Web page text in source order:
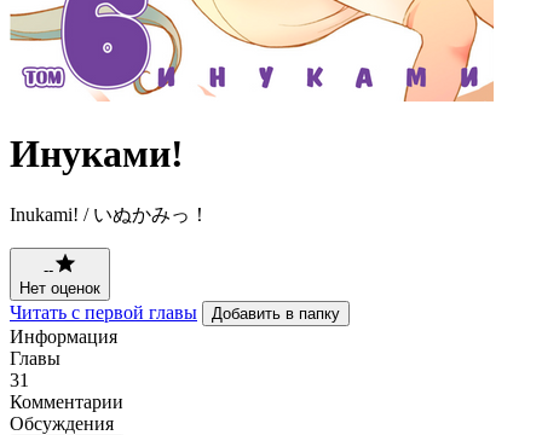
Инуками!
Inukami! / いぬかみっ！
--
Нет оценок
Читать с первой главы Добавить в папку
Информация
Главы
31
Комментарии
Обсуждения